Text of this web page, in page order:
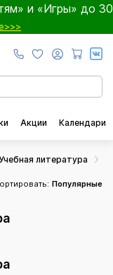
и «Игры» до 30
Акции Календари
литература
Популярные